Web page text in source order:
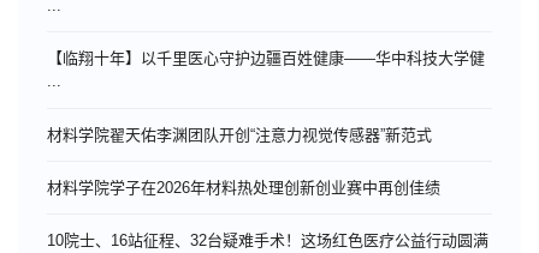
【临翔十年】以千里医心守护边疆百姓健康——华中科技大学健
...
材料学院翟天佑李渊团队开创“注意力视觉传感器”新范式
材料学院学子在2026年材料热处理创新创业赛中再创佳绩
10院士、16站征程、32台疑难手术！这场红色医疗公益行动圆满